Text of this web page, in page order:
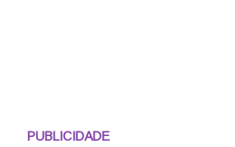
PUBLICIDADE